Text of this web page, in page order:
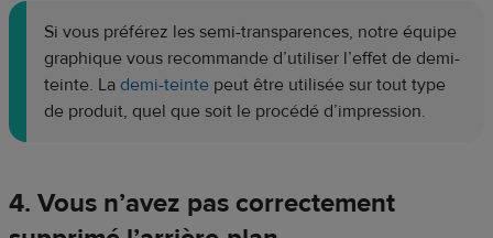
Si vous préférez les semi-transparences, notre équipe
graphique vous recommande d’utiliser l’effet de demi-
teinte. La demi-teinte peut être utilisée sur tout type
de produit, quel que soit le procédé d’impression.
4. Vous n’avez pas correctement